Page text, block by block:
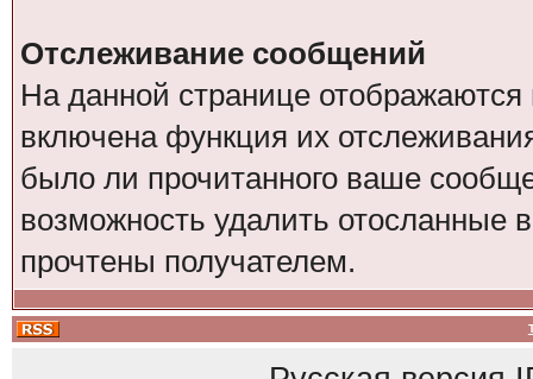
Отслеживание сообщений
На данной странице
включена функция их
было ли прочитанного ваше
возможность удалить
прочтены получателем.